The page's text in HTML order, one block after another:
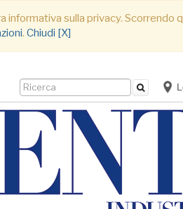
sulla privacy. Scorrendo
. Chiudi [X]